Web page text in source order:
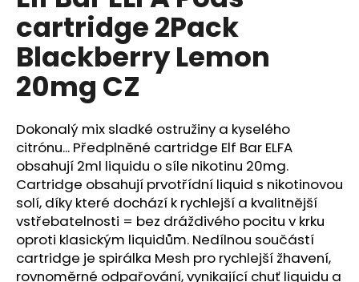
z
5
hvězdiček.
cartridge 2Pack
Blackberry Lemon
20mg CZ
Dokonalý mix sladké ostružiny a kyselého
citrónu... Předplněné cartridge Elf Bar ELFA
obsahují 2ml liquidu o síle nikotinu 20mg.
Cartridge obsahují prvotřídní liquid s nikotinovou
solí, díky které dochází k rychlejší a kvalitnější
vstřebatelnosti = bez dráždivého pocitu v krku
oproti klasickým liquidům. Nedílnou součástí
cartridge je spirálka Mesh pro rychlejší žhavení,
rovnoměrné odpařování, vynikající chuť liquidu a
a
j
í
t
?
HLEDAT
D
o